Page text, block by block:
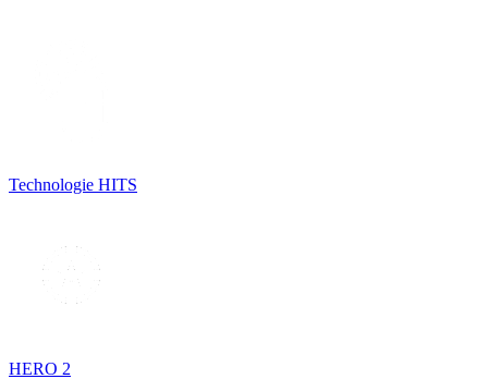
Technologie HITS
HERO 2